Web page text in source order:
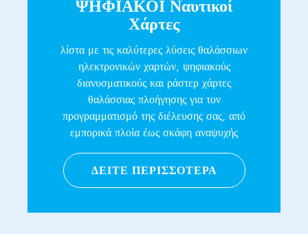
ΨΗΦΙΑΚΟΙ Ναυτικοί
Χάρτες
λίστα με τις καλύτερες λύσεις θαλάσσιων
ηλεκτρονικών χαρτών, ψηφιακούς
διανυσματικούς και ράστερ χάρτες
θαλάσσιας πλοήγησης για τον
προγραμματισμό της διέλευσης σας, από
εμπορικά πλοία έως σκάφη αναψυχής
ΔΕΙΤΕ ΠΕΡΙΣΣΟΤΕΡΑ